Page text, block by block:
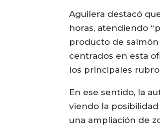
Aguilera destacó
horas, atendiendo
producto de
centrados en esta
los principales
En ese sentido, la
viendo la
una ampliación de